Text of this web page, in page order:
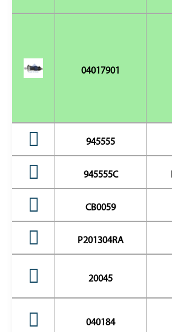
04017901
945555
945555C
CB0059
P201304RA
20045
040184